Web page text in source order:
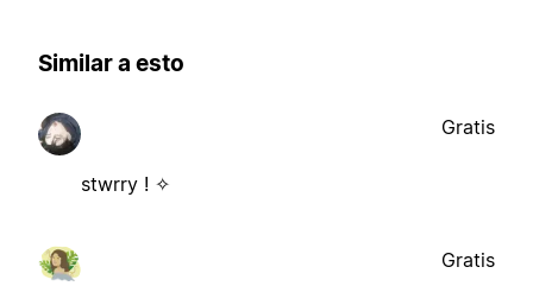
Similar a esto
stwrry ! ✧
Gratis
Gratis